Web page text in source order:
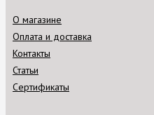
О магазине
Оплата и доставка
Контакты
Статьи
Сертификаты